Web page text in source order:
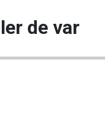
de var